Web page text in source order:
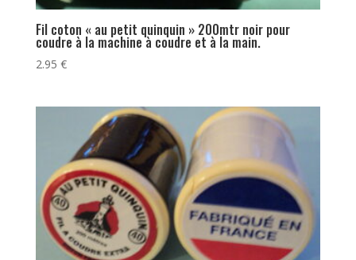
Fil coton « au petit quinquin » 200mtr noir pour
coudre à la machine à coudre et à la main.
2.95 €